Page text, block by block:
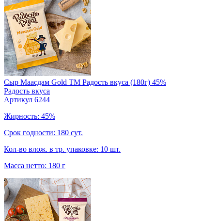
Сыр Маасдам Gold TM Радость вкуса (180г) 45%
Радость вкуса
Артикул 6244
Жирность: 45%
Срок годности: 180 сут.
Кол-во влож. в тр. упаковке: 10 шт.
Масса нетто: 180 г